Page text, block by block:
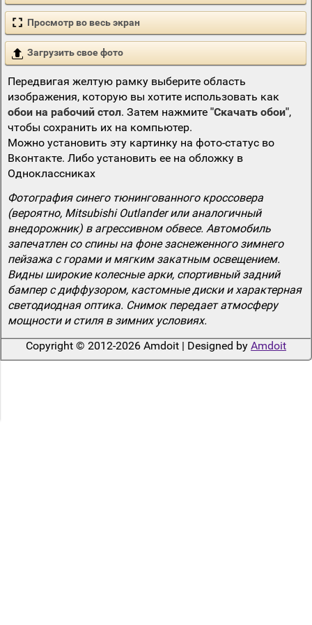
Просмотр во весь экран
Загрузить свое фото
Передвигая желтую рамку выберите область
изображения, которую вы хотите использовать как
обои на рабочий стол. Затем нажмите "Скачать обои",
чтобы сохранить их на компьютер.
Можно установить эту картинку на фото-статус во
Вконтакте. Либо установить ее на обложку в
Одноклассниках
Фотография синего тюнингованного кроссовера
(вероятно, Mitsubishi Outlander или аналогичный
внедорожник) в агрессивном обвесе. Автомобиль
запечатлен со спины на фоне заснеженного зимнего
пейзажа с горами и мягким закатным освещением.
Видны широкие колесные арки, спортивный задний
бампер с диффузором, кастомные диски и характерная
светодиодная оптика. Снимок передает атмосферу
мощности и стиля в зимних условиях.
Copyright © 2012-2026 Amdoit | Designed by Amdoit